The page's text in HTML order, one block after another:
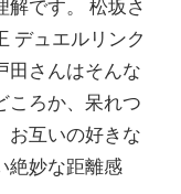
解です。 松坂さ
デュエルリンク
田さんはそんな
ころか、呆れつ
お互いの好きな
絶妙な距離感